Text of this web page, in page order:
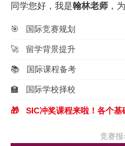
同学您好，我是翰林老师 ，
🎯 国际竞赛规划
🚀 留学背景提升
📚 国际课程备考
🏫 国际学校择校
🎁 SIC冲奖课程来啦！各个基
竞赛报